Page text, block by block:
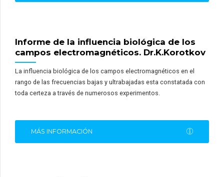
Informe de la influencia biológica de los
campos electromagnéticos. Dr.K.Korotkov
La influencia biológica de los campos electromagnéticos en el
rango de las frecuencias bajas y ultrabajadas esta constatada con
toda certeza a través de numerosos experimentos.
MÁS INFORMACIÓN